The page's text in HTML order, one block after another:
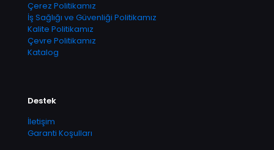
Çerez Politikamız
İş Sağlığı ve Güvenliği Politikamız
Kalite Politikamız
Çevre Politikamız
Katalog
Destek
İletişim
Garanti Koşulları